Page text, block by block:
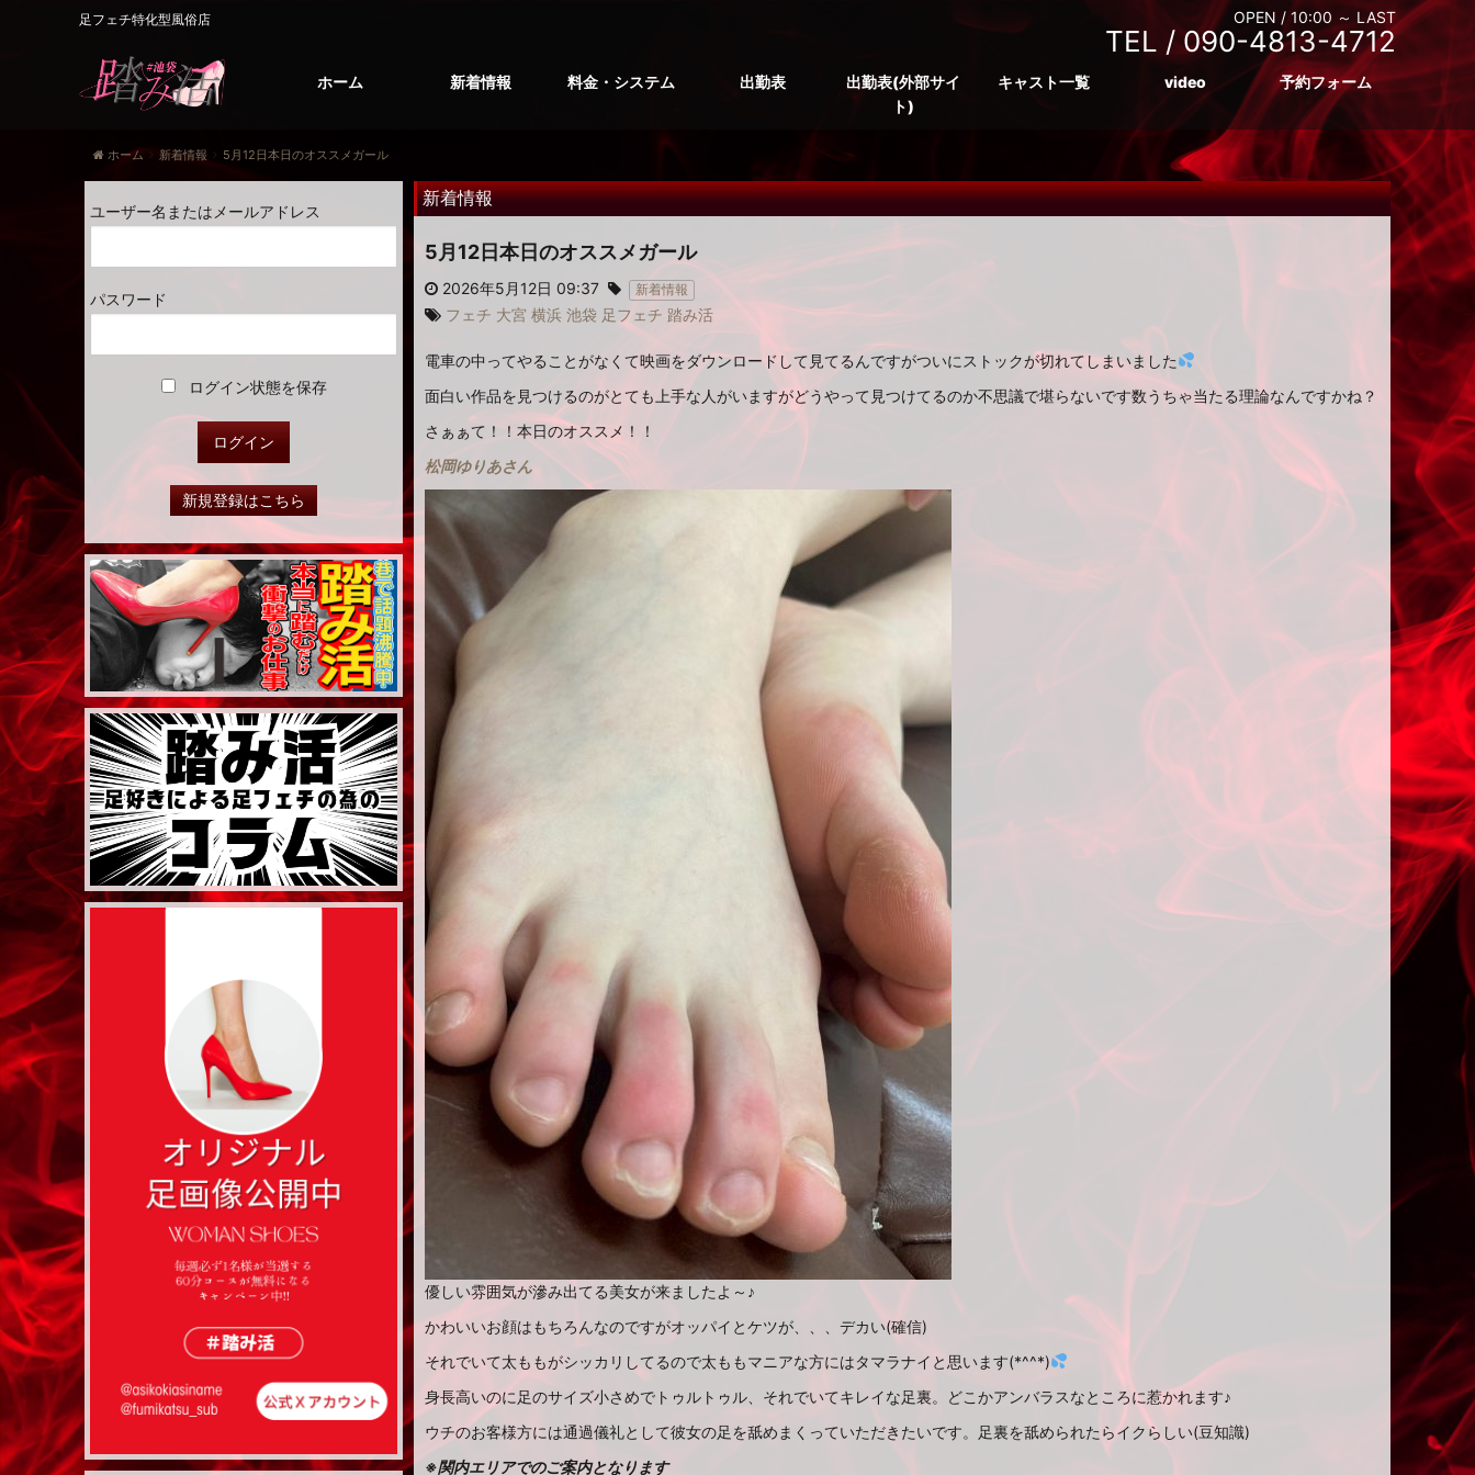
足フェチ特化型風俗店 OPEN / 10:00 ～ LAST
TEL /090-4813-4712
ホーム 新着情報 料金・システム 出勤表
出勤表(外部サイ
ト)
キャスト一覧 video 予約フォーム
ホーム 新着情報 5月12日本日のオススメガール
新着情報
5月12日本日のオススメガール
2026年5月12日 09:37 新着情報
フェチ 大宮 横浜 池袋 足フェチ 踏み活
電車の中ってやることがなくて映画をダウンロードして見てるんですがついにストックが切れてしまいました
面白い作品を見つけるのがとても上手な人がいますがどうやって見つけてるのか不思議で堪らないです数うちゃ当たる理論なんですかね？
さぁぁて！！本日のオススメ！！
松岡ゆりあさん
優しい雰囲気が滲み出てる美女が来ましたよ～♪
かわいいお顔はもちろんなのですがオッパイとケツが、、、デカい(確信)
それでいて太ももがシッカリしてるので太ももマニアな方にはタマラナイと思います(*^^*)
身長高いのに足のサイズ小さめでトゥルトゥル、それでいてキレイな足裏。どこかアンバラスなところに惹かれます♪
ウチのお客様方には通過儀礼として彼女の足を舐めまくっていただきたいです。足裏を舐められたらイクらしい(豆知識)
※関内エリアでのご案内となります
ユーザー名またはメールアドレス
パスワード
ログイン状態を保存
新規登録はこちら